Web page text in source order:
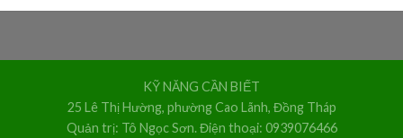
KỸ NĂNG CẦN BIẾT
25 Lê Thị Hường, phường Cao Lãnh, Đồng Tháp
Quản trị: Tô Ngọc Sơn. Điện thoại: 0939076466